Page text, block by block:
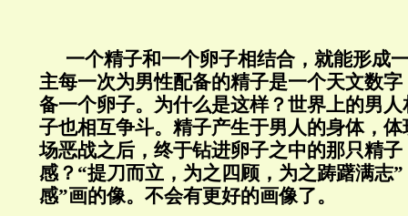
一个精子和一个卵子相结合，就能形成
主每一次为男性配备的精子是一个天文数
备一个卵子。为什么是这样？世界上的男
子也相互争斗。精子产生于男人的身体，
场恶战之后，终于钻进卵子之中的那只精
感？“提刀而立，为之四顾，为之踌躇满志
感”画的像。不会有更好的画像了。